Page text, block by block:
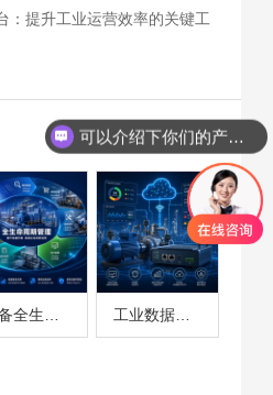
：提升工业运营效率的关键工
工业数据采集与设备监控案例
可以介绍下你们的产品么